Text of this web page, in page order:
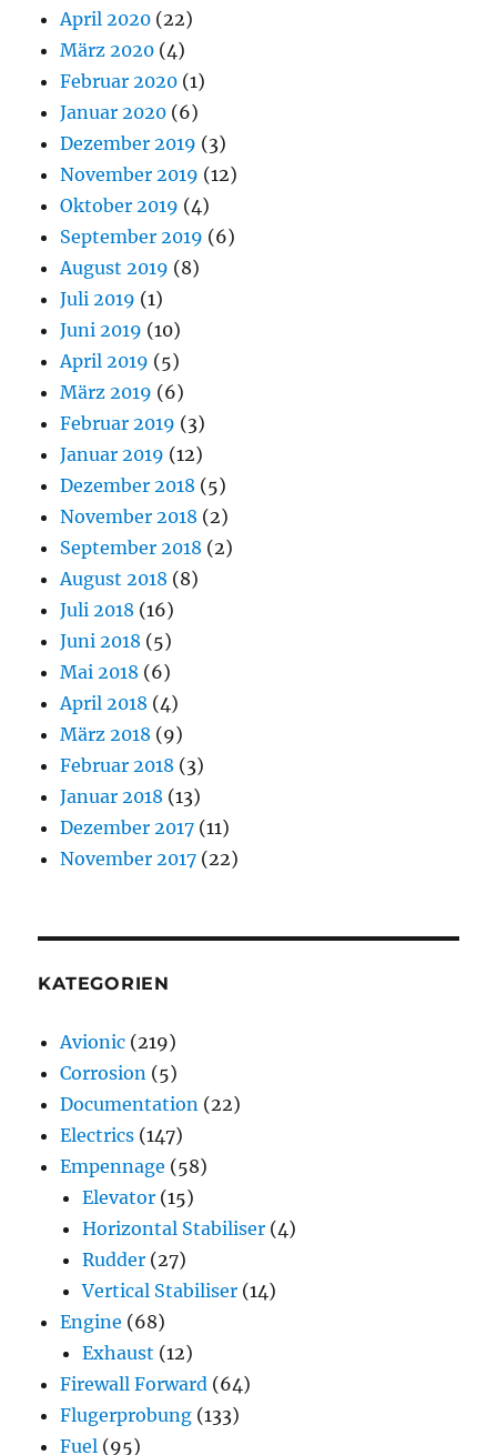
April 2020 (22)
März 2020 (4)
Februar 2020 (1)
Januar 2020 (6)
Dezember 2019 (3)
November 2019 (12)
Oktober 2019 (4)
September 2019 (6)
August 2019 (8)
Juli 2019 (1)
Juni 2019 (10)
April 2019 (5)
März 2019 (6)
Februar 2019 (3)
Januar 2019 (12)
Dezember 2018 (5)
November 2018 (2)
September 2018 (2)
August 2018 (8)
Juli 2018 (16)
Juni 2018 (5)
Mai 2018 (6)
April 2018 (4)
März 2018 (9)
Februar 2018 (3)
Januar 2018 (13)
Dezember 2017 (11)
November 2017 (22)
KATEGORIEN
Avionic (219)
Corrosion (5)
Documentation (22)
Electrics (147)
Empennage (58)
Elevator (15)
Horizontal Stabiliser (4)
Rudder (27)
Vertical Stabiliser (14)
Engine (68)
Exhaust (12)
Firewall Forward (64)
Flugerprobung (133)
Fuel (95)